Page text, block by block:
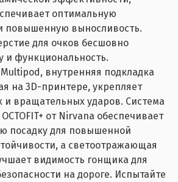
оптимальную
повышенную выносливость.
для очков бесшовно
и функциональность.
внутренняя подкладка
на 3D-принтере, укрепляет
вращательных ударов. Система
от Nirvana обеспечивает
посадку для повышенной
а светоотражающая
видимость гонщика для
на дороге. Испытайте